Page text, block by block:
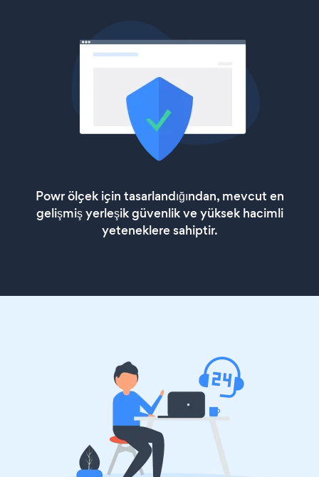
Powr ölçek için tasarlandığından, mevcut en
gelişmiş yerleşik güvenlik ve yüksek hacimli
yeteneklere sahiptir.